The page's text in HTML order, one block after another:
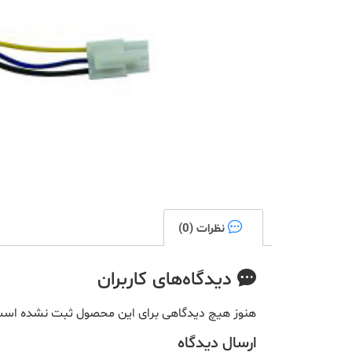
نظرات (0)
دیدگاه‌های کاربران
هنوز هیچ دیدگاهی برای این محصول ثبت نشده
ارسال دیدگاه